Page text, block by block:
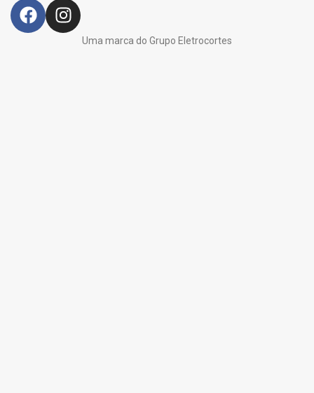
Uma marca do Grupo Eletrocortes